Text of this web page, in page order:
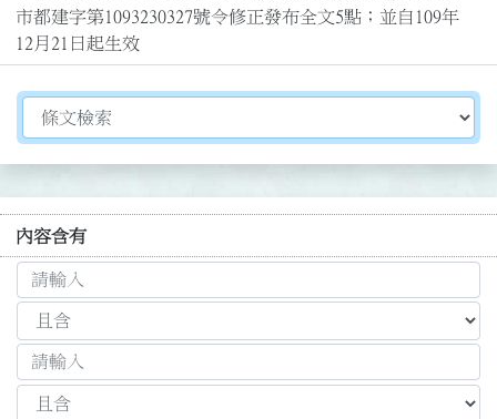
市都建字第1093230327號令修正發布全文5點；並自109年
12月21日起生效
切換選擇法規資訊內容
內容含有